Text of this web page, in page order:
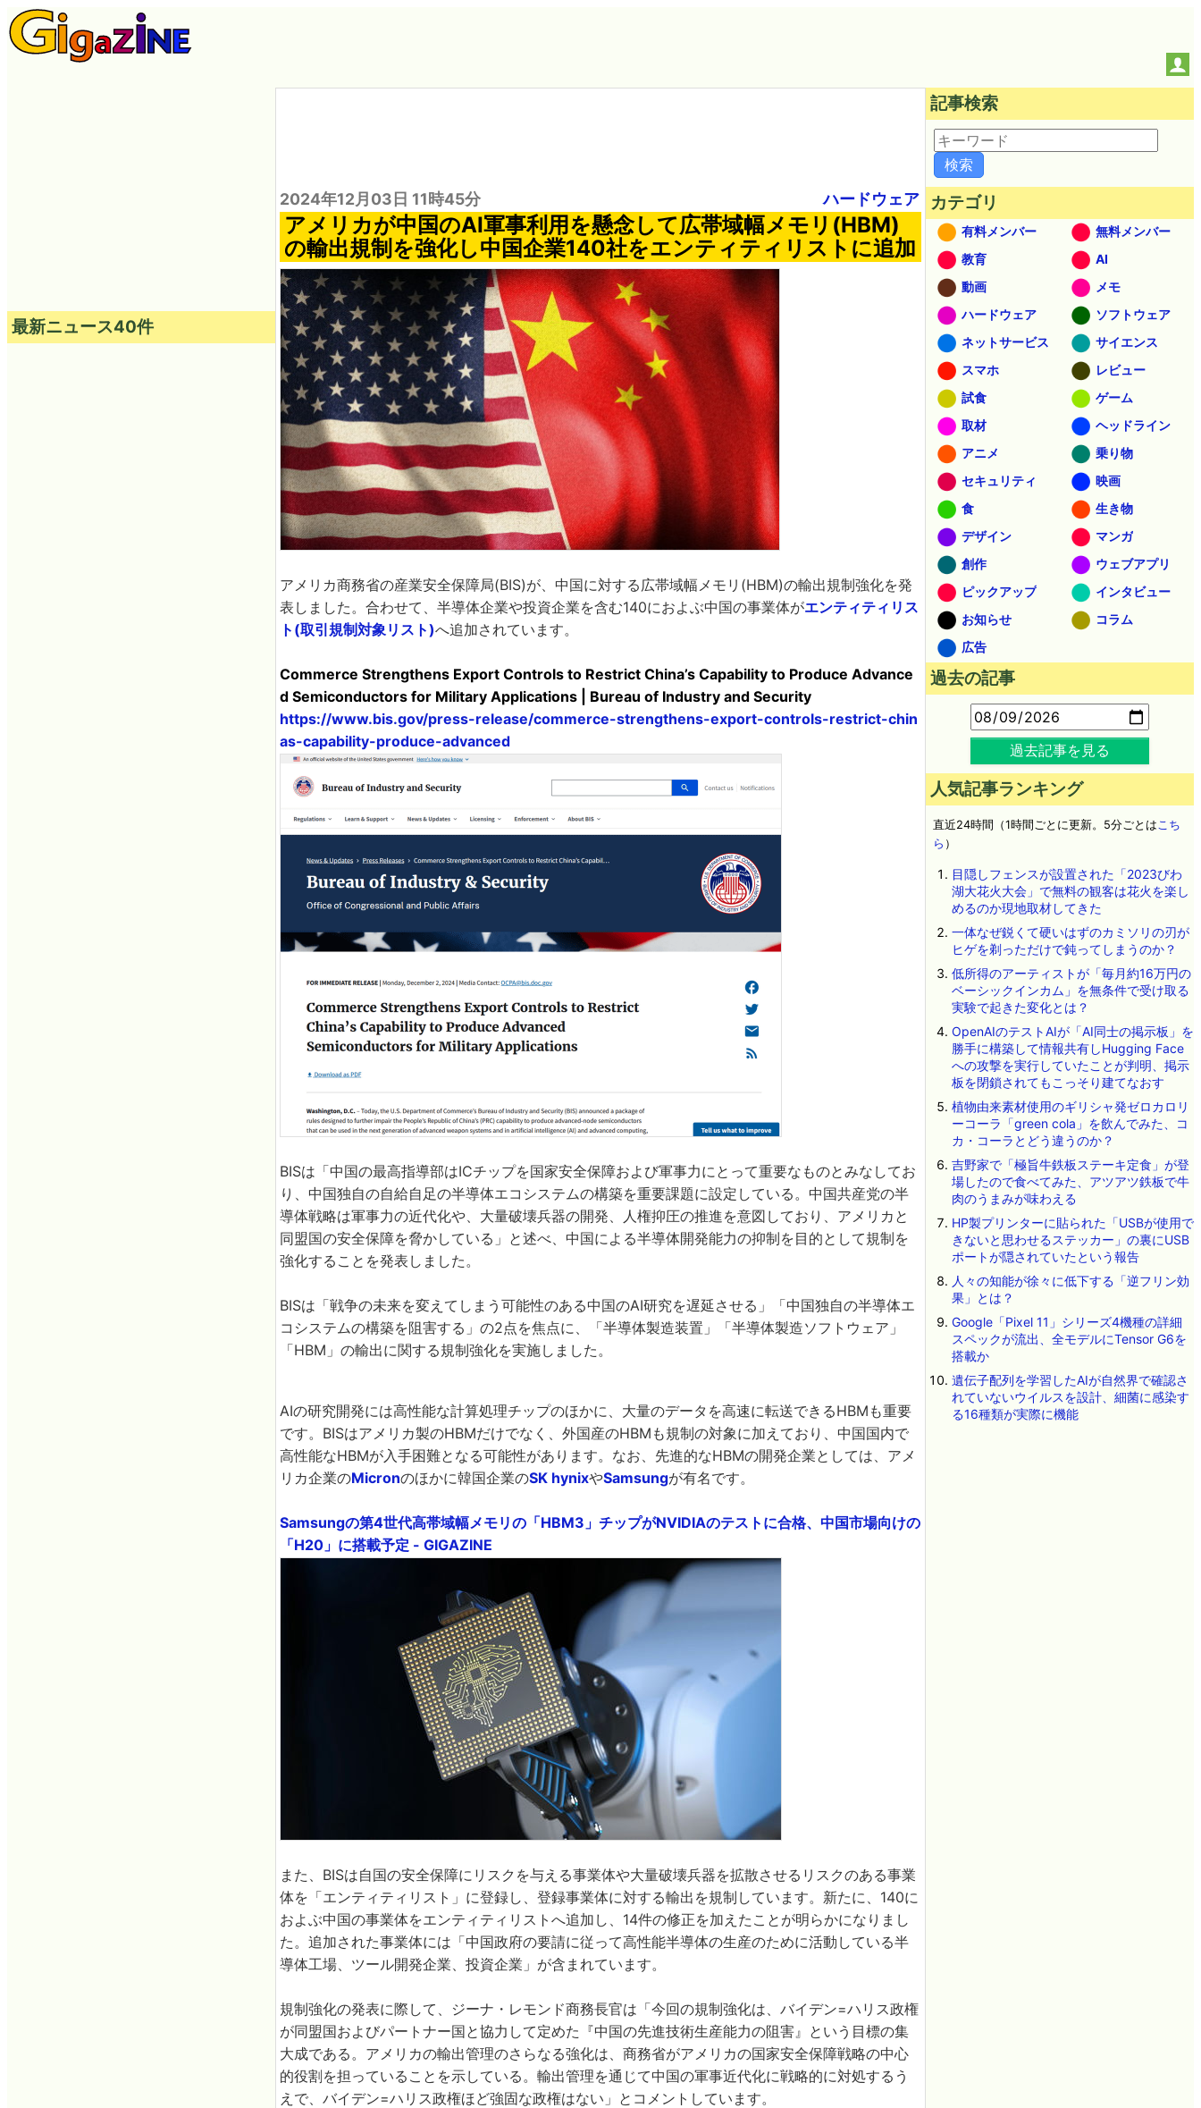
2024年12月03日 11時45分 ハードウェア
アメリカが中国のAI軍事利用を懸念して広帯域幅メモリ(HBM)
の輸出規制を強化し中国企業140社をエンティティリストに追加
アメリカ商務省の産業安全保障局(BIS)が、中国に対する広帯域幅メモリ(HBM)の輸出規制強化を発
表しました。合わせて、半導体企業や投資企業を含む140におよぶ中国の事業体がエンティティリス
ト(取引規制対象リスト)へ追加されています。
Commerce Strengthens Export Controls to Restrict China’s Capability to Produce Advance
d Semiconductors for Military Applications | Bureau of Industry and Security
https://www.bis.gov/press-release/commerce-strengthens-export-controls-restrict-chin
as-capability-produce-advanced
BISは「中国の最高指導部はICチップを国家安全保障および軍事力にとって重要なものとみなしてお
り、中国独自の自給自足の半導体エコシステムの構築を重要課題に設定している。中国共産党の半
導体戦略は軍事力の近代化や、大量破壊兵器の開発、人権抑圧の推進を意図しており、アメリカと
同盟国の安全保障を脅かしている」と述べ、中国による半導体開発能力の抑制を目的として規制を
強化することを発表しました。
BISは「戦争の未来を変えてしまう可能性のある中国のAI研究を遅延させる」「中国独自の半導体エ
コシステムの構築を阻害する」の2点を焦点に、「半導体製造装置」「半導体製造ソフトウェア」
「HBM」の輸出に関する規制強化を実施しました。
AIの研究開発には高性能な計算処理チップのほかに、大量のデータを高速に転送できるHBMも重要
です。BISはアメリカ製のHBMだけでなく、外国産のHBMも規制の対象に加えており、中国国内で
高性能なHBMが入手困難となる可能性があります。なお、先進的なHBMの開発企業としては、アメ
リカ企業のMicronのほかに韓国企業のSK hynixやSamsungが有名です。
Samsungの第4世代高帯域幅メモリの「HBM3」チップがNVIDIAのテストに合格、中国市場向けの
「H20」に搭載予定 - GIGAZINE
また、BISは自国の安全保障にリスクを与える事業体や大量破壊兵器を拡散させるリスクのある事業
体を「エンティティリスト」に登録し、登録事業体に対する輸出を規制しています。新たに、140に
およぶ中国の事業体をエンティティリストへ追加し、14件の修正を加えたことが明らかになりまし
た。追加された事業体には「中国政府の要請に従って高性能半導体の生産のために活動している半
導体工場、ツール開発企業、投資企業」が含まれています。
規制強化の発表に際して、ジーナ・レモンド商務長官は「今回の規制強化は、バイデン=ハリス政権
が同盟国およびパートナー国と協力して定めた『中国の先進技術生産能力の阻害』という目標の集
大成である。アメリカの輸出管理のさらなる強化は、商務省がアメリカの国家安全保障戦略の中心
的役割を担っていることを示している。輸出管理を通じて中国の軍事近代化に戦略的に対処するう
えで、バイデン=ハリス政権ほど強固な政権はない」とコメントしています。
最新ニュース40件
記事検索
カテゴリ
有料メンバー
無料メンバー
教育
AI
動画
メモ
ハードウェア
ソフトウェア
ネットサービス
サイエンス
スマホ
レビュー
試食
ゲーム
取材
ヘッドライン
アニメ
乗り物
セキュリティ
映画
食
生き物
デザイン
マンガ
創作
ウェブアプリ
ピックアップ
インタビュー
お知らせ
コラム
広告
過去の記事
過去記事を見る
人気記事ランキング
直近24時間（1時間ごとに更新。5分ごとはこち
ら ）
目隠しフェンスが設置された「2023びわ
湖大花火大会」で無料の観客は花火を楽し
めるのか現地取材してきた
一体なぜ鋭くて硬いはずのカミソリの刃が
ヒゲを剃っただけで鈍ってしまうのか？
低所得のアーティストが「毎月約16万円の
ベーシックインカム」を無条件で受け取る
実験で起きた変化とは？
OpenAIのテストAIが「AI同士の掲示板」を
勝手に構築して情報共有しHugging Face
への攻撃を実行していたことが判明、掲示
板を閉鎖されてもこっそり建てなおす
植物由来素材使用のギリシャ発ゼロカロリ
ーコーラ「green cola」を飲んでみた、コ
カ・コーラとどう違うのか？
吉野家で「極旨牛鉄板ステーキ定食」が登
場したので食べてみた、アツアツ鉄板で牛
肉のうまみが味わえる
HP製プリンターに貼られた「USBが使用で
きないと思わせるステッカー」の裏にUSB
ポートが隠されていたという報告
人々の知能が徐々に低下する「逆フリン効
果」とは？
Google「Pixel 11」シリーズ4機種の詳細
スペックが流出、全モデルにTensor G6を
搭載か
遺伝子配列を学習したAIが自然界で確認さ
れていないウイルスを設計、細菌に感染す
る16種類が実際に機能